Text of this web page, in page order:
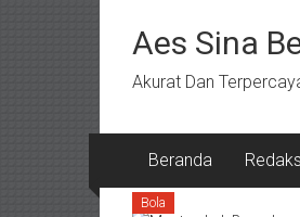
kontenAes Sina
Akurat Dan
Beranda
Bola